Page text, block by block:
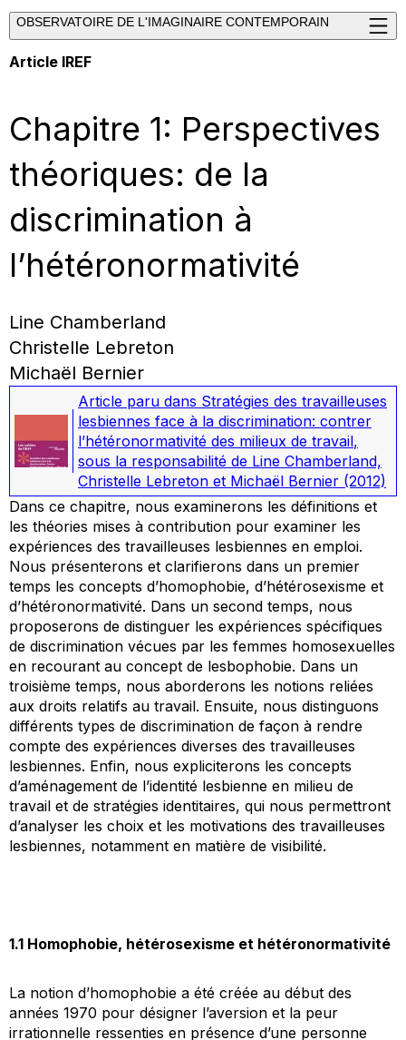
OBSERVATOIRE DE L'IMAGINAIRE CONTEMPORAIN
Article IREF
Chapitre 1: Perspectives
théoriques: de la
discrimination à
l’hétéronormativité
Line Chamberland
Christelle Lebreton
Michaël Bernier
Article paru dans Stratégies des travailleuses
lesbiennes face à la discrimination: contrer
l’hétéronormativité des milieux de travail,
sous la responsabilité de Line Chamberland,
Christelle Lebreton et Michaël Bernier (2012)
Dans ce chapitre, nous examinerons les définitions et
les théories mises à contribution pour examiner les
expériences des travailleuses lesbiennes en emploi.
Nous présenterons et clarifierons dans un premier
temps les concepts d’homophobie, d’hétérosexisme et
d’hétéronormativité. Dans un second temps, nous
proposerons de distinguer les expériences spécifiques
de discrimination vécues par les femmes homosexuelles
en recourant au concept de lesbophobie. Dans un
troisième temps, nous aborderons les notions reliées
aux droits relatifs au travail. Ensuite, nous distinguons
différents types de discrimination de façon à rendre
compte des expériences diverses des travailleuses
lesbiennes. Enfin, nous expliciterons les concepts
d’aménagement de l’identité lesbienne en milieu de
travail et de stratégies identitaires, qui nous permettront
d’analyser les choix et les motivations des travailleuses
lesbiennes, notamment en matière de visibilité.
1.1 Homophobie, hétérosexisme et hétéronormativité
La notion d’homophobie a été créée au début des
années 1970 pour désigner l’aversion et la peur
irrationnelle ressenties en présence d’une personne